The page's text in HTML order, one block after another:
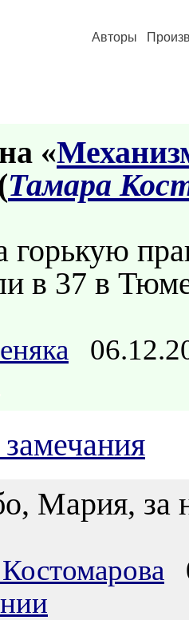
Авторы
«
Тамара
горькую
в 37 в
Мария, за